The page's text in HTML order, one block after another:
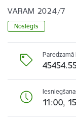
VARAM 2024/7
Noslēgts
11:00,